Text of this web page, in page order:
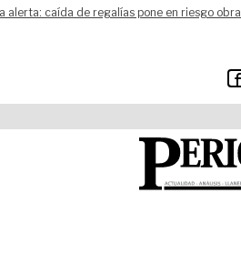
alerta: caída de regalías pone en riesgo